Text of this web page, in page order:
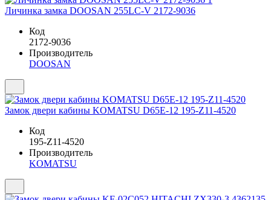
Личинка замка DOOSAN 255LC-V 2172-9036
Код
2172-9036
Производитель
DOOSAN
Замок двери кабины KOMATSU D65E-12 195-Z11-4520
Код
195-Z11-4520
Производитель
KOMATSU